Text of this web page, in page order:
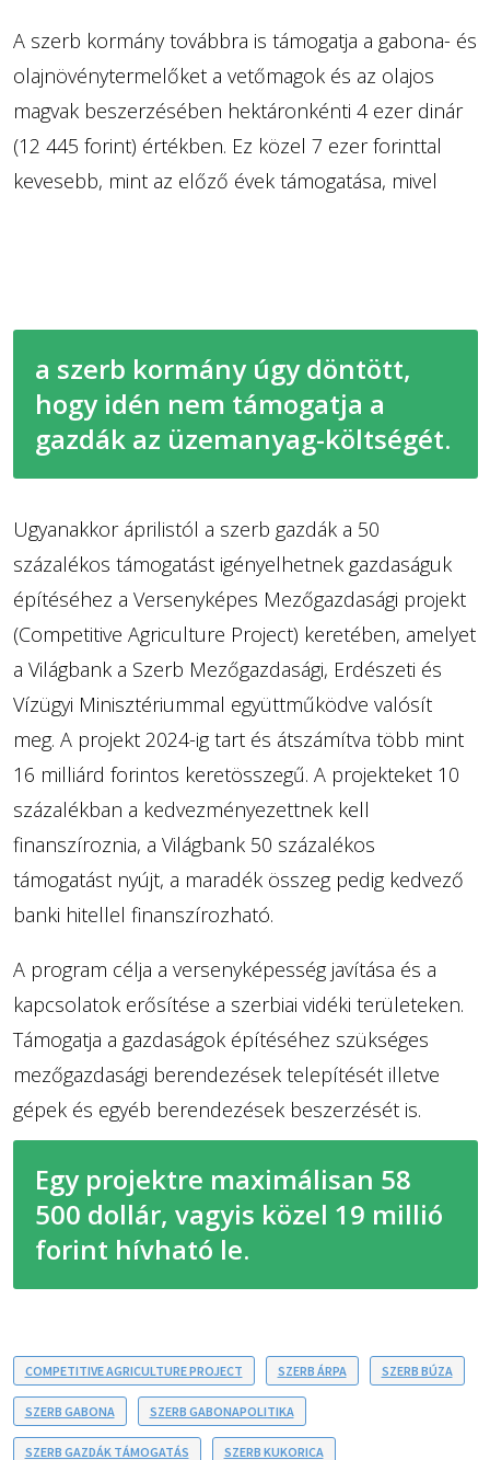
A szerb kormány továbbra is támogatja a gabona- és
olajnövénytermelőket a vetőmagok és az olajos
magvak beszerzésében hektáronkénti 4 ezer dinár
(12 445 forint) értékben. Ez közel 7 ezer forinttal
kevesebb, mint az előző évek támogatása, mivel
a szerb kormány úgy döntött,
hogy idén nem támogatja a
gazdák az üzemanyag-költségét.
Ugyanakkor áprilistól a szerb gazdák a 50
százalékos támogatást igényelhetnek gazdaságuk
építéséhez a Versenyképes Mezőgazdasági projekt
(Competitive Agriculture Project) keretében, amelyet
a Világbank a Szerb Mezőgazdasági, Erdészeti és
Vízügyi Minisztériummal együttműködve valósít
meg. A projekt 2024-ig tart és átszámítva több mint
16 milliárd forintos keretösszegű. A projekteket 10
százalékban a kedvezményezettnek kell
finanszíroznia, a Világbank 50 százalékos
támogatást nyújt, a maradék összeg pedig kedvező
banki hitellel finanszírozható.
A program célja a versenyképesség javítása és a
kapcsolatok erősítése a szerbiai vidéki területeken.
Támogatja a gazdaságok építéséhez szükséges
mezőgazdasági berendezések telepítését illetve
gépek és egyéb berendezések beszerzését is.
Egy projektre maximálisan 58
500 dollár, vagyis közel 19 millió
forint hívható le.
COMPETITIVE AGRICULTURE PROJECT SZERB ÁRPA SZERB BÚZA
SZERB GABONA SZERB GABONAPOLITIKA
SZERB GAZDÁK TÁMOGATÁS SZERB KUKORICA